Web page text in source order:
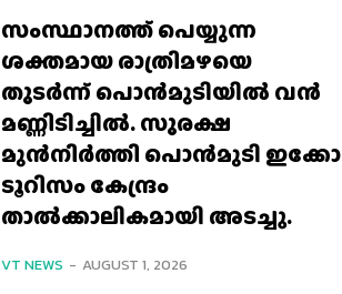
സംസ്ഥാനത്ത് പെയ്യുന്ന
ശക്തമായ രാത്രിമഴയെ
തുടർന്ന് പൊൻമുടിയില്‍ വൻ
മണ്ണിടിച്ചില്‍. സുരക്ഷ
മുൻനിർത്തി പൊൻമുടി ഇക്കോ
ടൂറിസം കേന്ദ്രം
താല്‍ക്കാലികമായി അടച്ചു.
VT NEWS - AUGUST 1, 2026